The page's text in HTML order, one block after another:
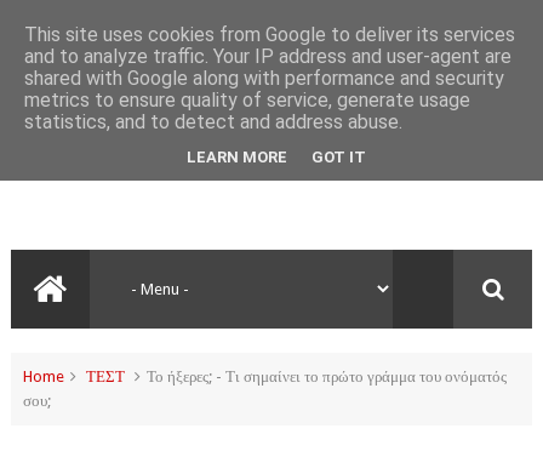
Home ΤΕΣΤ
Το ήξερες; - Τι σημαίνει το πρώτο γράμμα του ονόματός
σου;
This site uses cookies from Google to deliver its services
and to analyze traffic. Your IP address and user-agent are
shared with Google along with performance and security
metrics to ensure quality of service, generate usage
statistics, and to detect and address abuse.
LEARN MORE GOT IT